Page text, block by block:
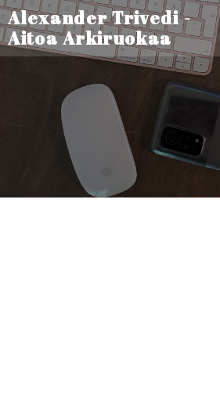
Alexander Trivedi -
Aitoa Arkiruokaa